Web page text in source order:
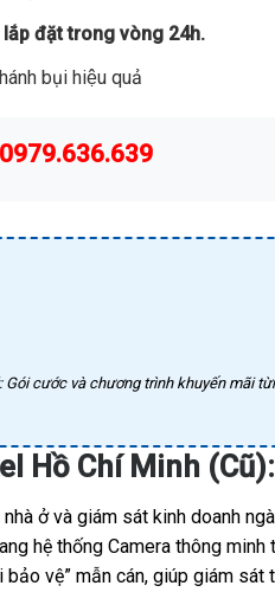
đặt trong vòng 24h.
bụi hiệu quả
0979.636.639
Gói cước và chương trình khuyến mãi
Hồ Chí Minh
ở và giám sát kinh doanh
hệ thống Camera thông minh
bảo vệ” mẫn cán, giúp giám